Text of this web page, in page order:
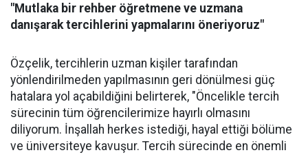
"Mutlaka bir rehber öğretmene ve uzmana
danışarak tercihlerini yapmalarını öneriyoruz"
Özçelik, tercihlerin uzman kişiler tarafından
yönlendirilmeden yapılmasının geri dönülmesi güç
hatalara yol açabildiğini belirterek, "Öncelikle tercih
sürecinin tüm öğrencilerimize hayırlı olmasını
diliyorum. İnşallah herkes istediği, hayal ettiği bölüme
ve üniversiteye kavuşur. Tercih sürecinde en önemli